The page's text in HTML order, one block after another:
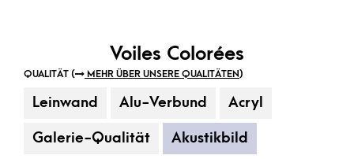
Voiles Colorées
QUALITÄT ( MEHR ÜBER UNSERE QUALITÄTEN)
Leinwand Alu-Verbund Acryl
Galerie-Qualität Akustikbild